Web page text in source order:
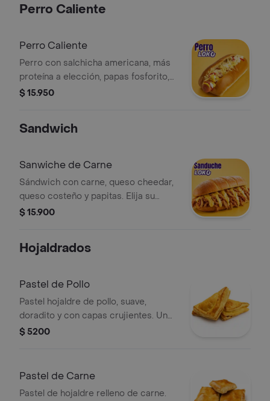
Perro Caliente
Perro Caliente
Perro con salchicha americana, más
proteína a elección, papas fosforito,
carne o pollo o chili o chorizo o
tomate.
$ 15.950
Sandwich
Sanwiche de Carne
Sándwich con carne, queso cheedar,
queso costeño y papitas. Elija su
proteína favorita.
$ 15.900
Hojaldrados
Pastel de Pollo
Pastel hojaldre de pollo, suave,
doradito y con capas crujientes. Un
antojo clásico que siempre cae bien.
$ 5200
Pastel de Carne
Pastel de hojaldre relleno de carne.